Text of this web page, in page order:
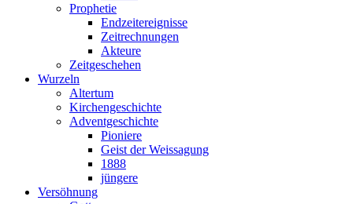
Prophetie
Endzeitereignisse
Zeitrechnungen
Akteure
Zeitgeschehen
Wurzeln
Altertum
Kirchengeschichte
Adventgeschichte
Pioniere
Geist der Weissagung
1888
jüngere
Versöhnung